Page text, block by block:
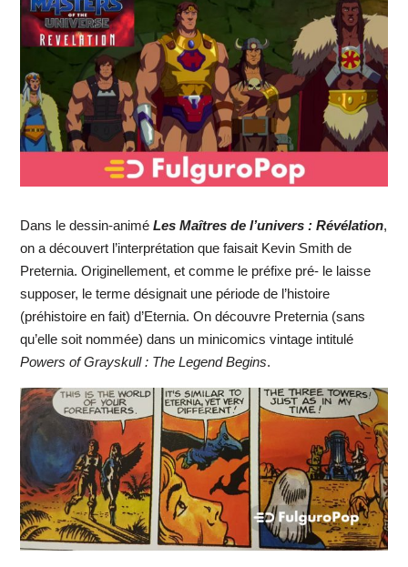
Dans le dessin-animé Les Maîtres de l’univers : Révélation,
on a découvert l’interprétation que faisait Kevin Smith de
Preternia. Originellement, et comme le préfixe pré- le laisse
supposer, le terme désignait une période de l’histoire
(préhistoire en fait) d’Eternia. On découvre Preternia (sans
qu’elle soit nommée) dans un minicomics vintage intitulé
Powers of Grayskull : The Legend Begins.